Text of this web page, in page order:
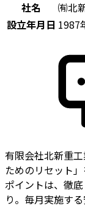
社名
㈲北
設立年月日 1987
有限会社北新重
ためのリセット
ポイントは、徹
り。毎月実施す